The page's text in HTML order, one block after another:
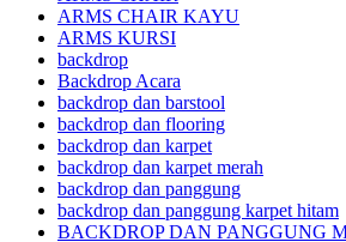
ARMS CHAIR KAYU
ARMS KURSI
backdrop
Backdrop Acara
backdrop dan barstool
backdrop dan flooring
backdrop dan karpet
backdrop dan karpet merah
backdrop dan panggung
backdrop dan panggung karpet hitam
BACKDROP DAN PANGGUNG